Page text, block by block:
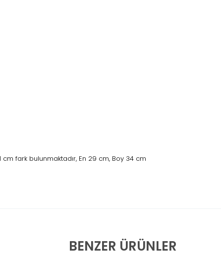
fark bulunmaktadır, En 29 cm, Boy 34 cm
BENZER ÜRÜNLER